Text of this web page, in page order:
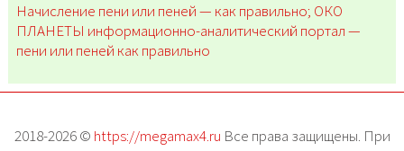
Начисление пени или пеней — как правильно; ОКО
ПЛАНЕТЫ информационно-аналитический портал —
пени или пеней как правильно
2018-2026 © https://megamax4.ru Все права защищены. При